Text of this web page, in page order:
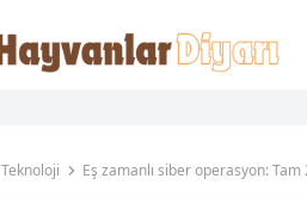
Teknoloji Eş zamanlı siber operasyon: